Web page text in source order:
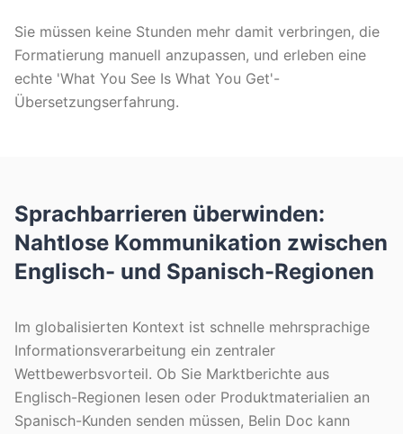
Sie müssen keine Stunden mehr damit verbringen, die
Formatierung manuell anzupassen, und erleben eine
echte 'What You See Is What You Get'-
Übersetzungserfahrung.
Sprachbarrieren überwinden:
Nahtlose Kommunikation zwischen
Englisch- und Spanisch-Regionen
Im globalisierten Kontext ist schnelle mehrsprachige
Informationsverarbeitung ein zentraler
Wettbewerbsvorteil. Ob Sie Marktberichte aus
Englisch-Regionen lesen oder Produktmaterialien an
Spanisch-Kunden senden müssen, Belin Doc kann